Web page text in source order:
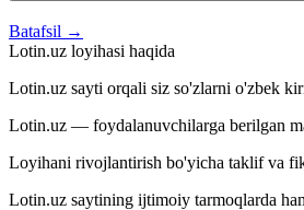
Batafsil →
Lotin.uz loyihasi haqida
Lotin.uz sayti orqali siz so'zlarni o'zbek
Lotin.uz — foydalanuvchilarga berilgan
Loyihani rivojlantirish bo'yicha taklif va
Lotin.uz saytining ijtimoiy tarmoqlarda